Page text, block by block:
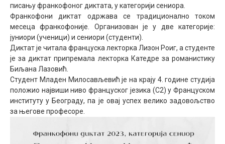
писању франкофоног диктата, у категорији сениора.
Франкофони диктат одржава се традиционално током
месеца франкофоније. Организован је у две категорије:
јуниори (ученици) и сениори (студенти).
Диктат је читала француска лекторка Лизон Роиг, а студенте
је за диктат припремала лекторка Катедре за романистику
Биљана Лазовић.
Студент Младен Милосављевић је на крају 4. године студија
положио највиши ниво француског језика (C2) у Француском
институту у Београду, па је овај успех велико задовољство
за његове професоре.